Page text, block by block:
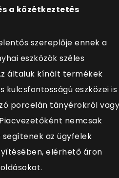
a közétkeztetés
szereplője ennek a
eszközök széles
általuk kínált termékek
eszközei is
porcelán tányérokról vagy
nemcsak
az ügyfelek
elérhető áron